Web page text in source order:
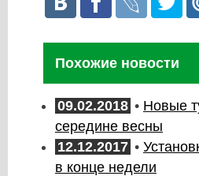
Похожие новости
09.02.2018 • Новые
середине весны
12.12.2017 •
в конце недели